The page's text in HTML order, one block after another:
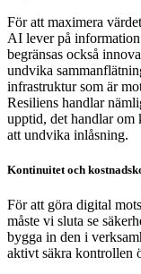
För att maximera
AI lever på
begränsas också
undvika
infrastruktur som är
Resiliens handlar
upptid, det handlar om
att undvika inlåsning.
Kontinuitet och
För att göra digital
måste vi sluta se
bygga in den i
aktivt säkra kontrollen